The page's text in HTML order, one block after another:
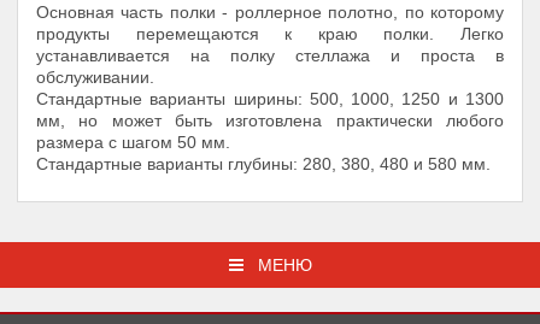
Основная часть полки - роллерное полотно, по которому
продукты перемещаются к краю полки. Легко
устанавливается на полку стеллажа и проста в
обслуживании.
Стандартные варианты ширины: 500, 1000, 1250 и 1300
мм, но может быть изготовлена практически любого
размера с шагом 50 мм.
Стандартные варианты глубины: 280, 380, 480 и 580 мм.
МЕНЮ